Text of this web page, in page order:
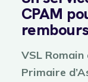
CPAM
VSL
Primaire